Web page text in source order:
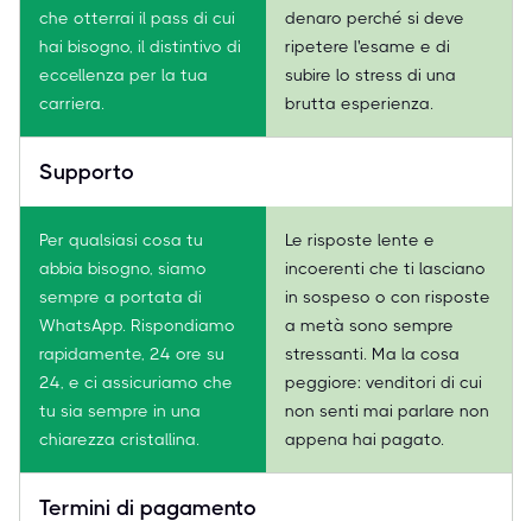
che otterrai il pass di cui
hai bisogno, il distintivo di
eccellenza per la tua
carriera.
denaro perché si deve
ripetere l'esame e di
subire lo stress di una
brutta esperienza.
Supporto
Per qualsiasi cosa tu
abbia bisogno, siamo
sempre a portata di
WhatsApp. Rispondiamo
rapidamente, 24 ore su
24, e ci assicuriamo che
tu sia sempre in una
chiarezza cristallina.
Le risposte lente e
incoerenti che ti lasciano
in sospeso o con risposte
a metà sono sempre
stressanti. Ma la cosa
peggiore: venditori di cui
non senti mai parlare non
appena hai pagato.
Termini di pagamento